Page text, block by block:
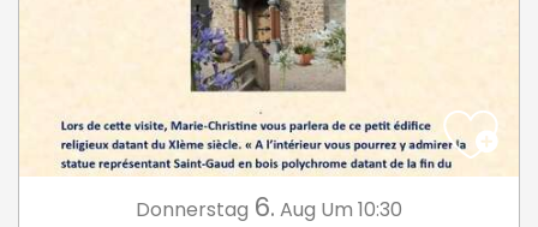
Donnerstag 6. Aug Um 10:30